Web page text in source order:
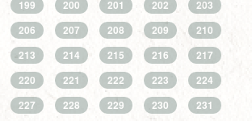
199 200 201 202
203
206 207 208 209
210
213 214 215 216
217
220 221 222 223
224
227 228 229 230
231